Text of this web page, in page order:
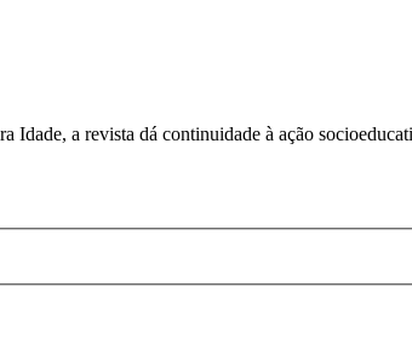
a revista dá continuidade à ação